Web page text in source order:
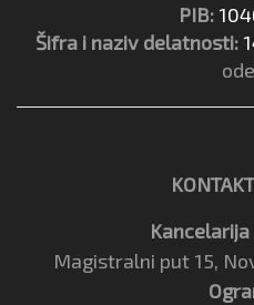
PIB:
Šifra i naziv delatnosti:
Magistralni put 15,